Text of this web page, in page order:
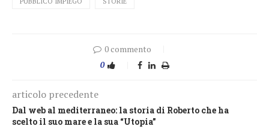
0 commento
0
articolo precedente
Dal web al mediterraneo: la storia di Roberto che ha
scelto il suo mare e la sua “Utopia”